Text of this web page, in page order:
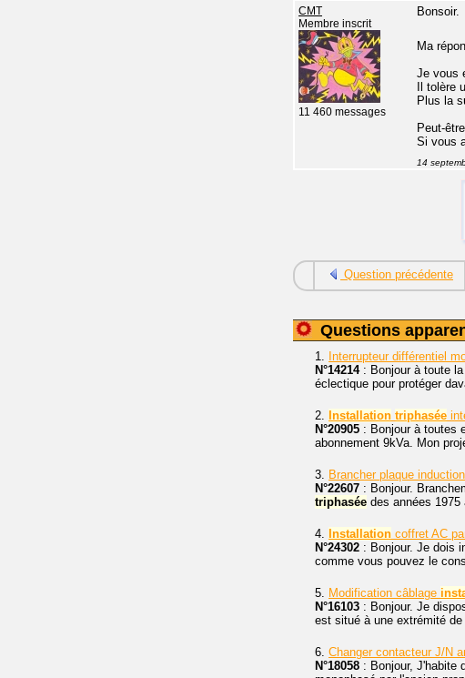
CMT
Membre inscrit
11 460 messages
Bonsoir.
Ma
Je vous
Il tolère
Plus la
Peut-
Si vous
14
Question précédente
Questions
1. Interrupteur différentiel
N°14214: Bonjour à toute la
éclectique pour protéger
2. Installation triphasée
N°20905 : Bonjour à toutes
abonnement 9kVa. Mon
3. Brancher plaque induction
N°22607 : Bonjour.
triphasée des années
4. Installation coffret AC
N°24302 : Bonjour. Je dois
comme vous pouvez le
5. Modification câblage
N°16103 : Bonjour. Je
est situé à une extrémité
6. Changer contacteur J/N
N°18058 : Bonjour, J'habite